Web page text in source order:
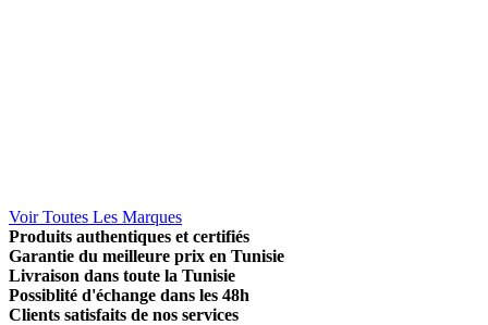
Voir Toutes Les Marques
Produits authentiques et certifiés
Garantie du meilleure prix en Tunisie
Livraison dans toute la Tunisie
Possiblité d'échange dans les 48h
Clients satisfaits de nos services